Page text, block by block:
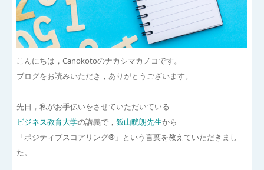
こんにちは，Canokotoのナカシマカノコです。
ブログをお読みいただき，ありがとうございます。
先日，私がお手伝いをさせていただいている
ビジネス教育大学の講義で， 飯山晄朗先生から
「ポジティブスコアリング®」という言葉を教えていただきまし
た。